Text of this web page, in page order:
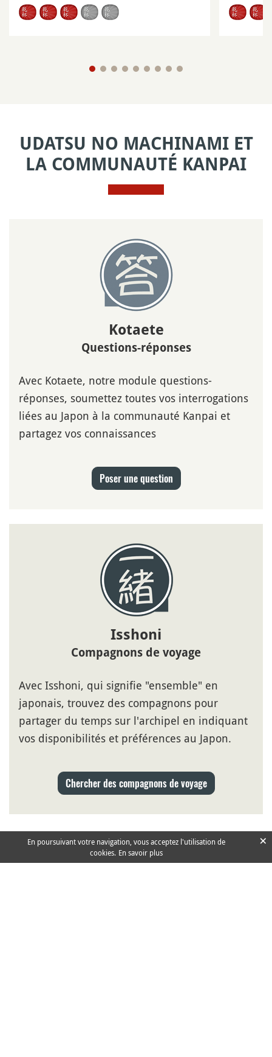
UDATSU NO MACHINAMI ET
LA COMMUNAUTÉ KANPAI
Kotaete
Questions-réponses
Avec Kotaete, notre module questions-
réponses, soumettez toutes vos interrogations
liées au Japon à la communauté Kanpai et
partagez vos connaissances
Poser une question
Isshoni
Compagnons de voyage
Avec Isshoni, qui signifie "ensemble" en
japonais, trouvez des compagnons pour
partager du temps sur l'archipel en indiquant
vos disponibilités et préférences au Japon.
Chercher des compagnons de voyage
En poursuivant votre navigation, vous acceptez l'utilisation de
cookies. En savoir plus
×